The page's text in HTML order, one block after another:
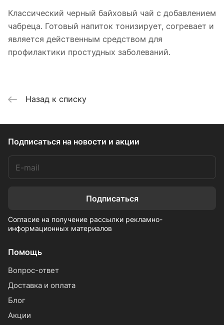
Классический черный байховый чай с добавлением
чабреца. Готовый напиток тонизирует, согревает и
является действенным средством для
профилактики простудных заболеваний.
Назад к списку
Подписаться на новости и акции
Подписаться
Согласие на получение рассылки рекламно-
информационных материалов
Помощь
Вопрос-ответ
Доставка и оплата
Блог
Акции